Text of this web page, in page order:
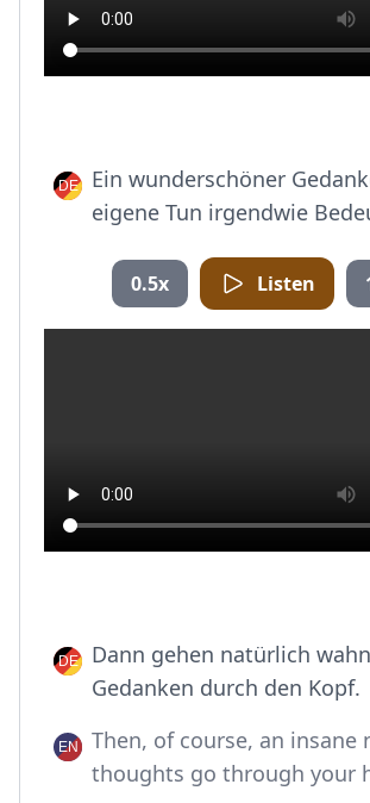
Ein wunderschöner
eigene Tun irgendwie
0.5x Listen
Dann gehen natürlich
Gedanken durch den Kopf.
Then, of course, an insane
thoughts go through your